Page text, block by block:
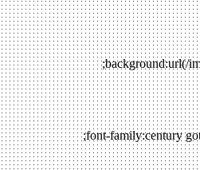
background:url(/
font-family:century